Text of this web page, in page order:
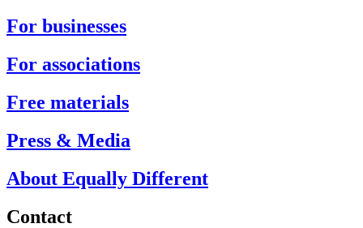
For businesses
For associations
Free materials
Press & Media
About Equally Different
Contact